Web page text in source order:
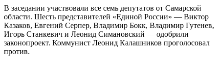
В заседании участвовали все семь депутатов от Самарской
области. Шесть представителей «Единой России» — Виктор
Казаков, Евгений Серпер, Владимир Бокк, Владимир Гутенев,
Игорь Станкевич и Леонид Симановский — одобрили
законопроект. Коммунист Леонид Калашников проголосовал
против.